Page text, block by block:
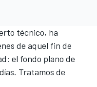
técnico, ha
de aquel fin de
el fondo plano de
Tratamos de